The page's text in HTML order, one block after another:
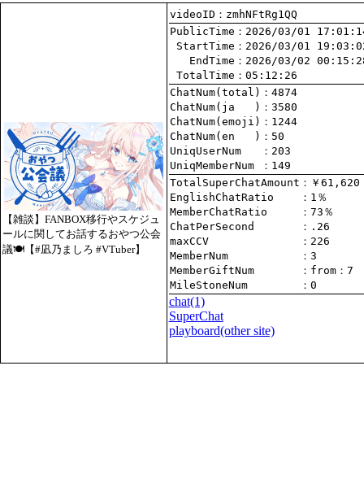
【雑談】FANBOX移行やスケジュ
ールに関してお話するおやつ公会
議🍽【#凪乃ましろ #VTuber】
videoID：zmhNFtRg1QQ
PublicTime
StartTime
   EndTime
TotalTime ：05:12:26
ChatNum(total)
ChatNum(ja   )
ChatNum(emoji)
ChatNum(en   )
UniqUserNum
：203
UniqMemberNum
：149
TotalSuperChatAmount
EnglishChatRatio
MemberChatRatio
ChatPerSecond
maxCCV
：226
MemberNum
：3
MemberGiftNum
： from ：7
MileStoneNum
：0
chat(1)
SuperChat
playboard(other site)